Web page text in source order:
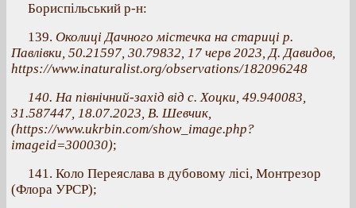
Бориспільський р-н:
139. Околиці Дачного містечка на стариці р.
Павлівки, 50.21597, 30.79832, 17 черв 2023, Д. Давидов,
https://www.inaturalist.org/observations/182096248
140. На північний-захід від с. Хоцки, 49.940083,
31.587447, 18.07.2023, В. Шевчик,
(https://www.ukrbin.com/show_image.php?
imageid=300030);
141. Коло Переяслава в дубовому лісі, Монтрезор
(Флора УРСР);